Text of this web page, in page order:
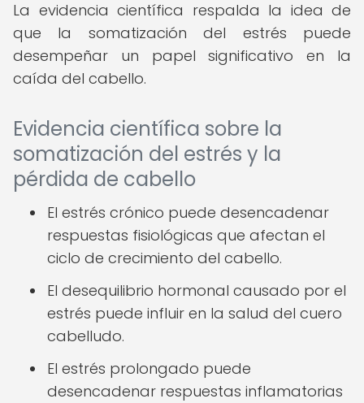
La evidencia científica respalda la idea de
que la somatización del estrés puede
desempeñar un papel significativo en la
caída del cabello.
Evidencia científica sobre la
somatización del estrés y la
pérdida de cabello
El estrés crónico puede desencadenar
respuestas fisiológicas que afectan el
ciclo de crecimiento del cabello.
El desequilibrio hormonal causado por el
estrés puede influir en la salud del cuero
cabelludo.
El estrés prolongado puede
desencadenar respuestas inflamatorias